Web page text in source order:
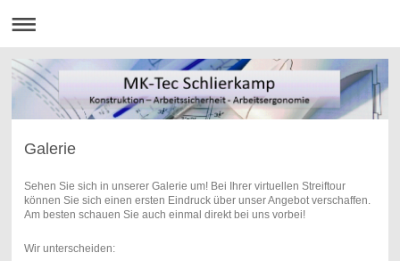
Galerie
Sehen Sie sich in unserer Galerie um! Bei Ihrer virtuellen Streiftour
können Sie sich einen ersten Eindruck über unser Angebot verschaffen.
Am besten schauen Sie auch einmal direkt bei uns vorbei!
Wir unterscheiden: